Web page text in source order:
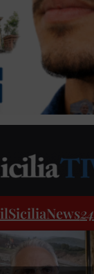
ilSiciliaNews24